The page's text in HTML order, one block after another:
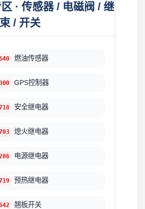
· 传感器 / 电磁阀 / 继
/ 开关
燃油传感器
GPS控制器
安全继电器
熄火继电器
电源继电器
预热继电器
翘板开关